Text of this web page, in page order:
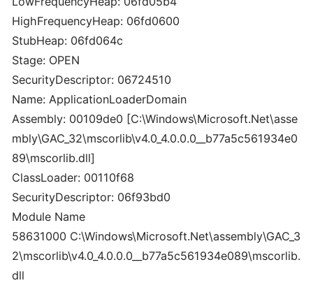
HighFrequencyHeap: 06fd0600
StubHeap: 06fd064c
Stage: OPEN
SecurityDescriptor: 06724510
Name: ApplicationLoaderDomain
Assembly: 00109de0 [C:\Windows\Microsoft.Net\asse
mbly\GAC_32\mscorlib\v4.0_4.0.0.0__b77a5c561934e0
89\mscorlib.dll]
ClassLoader: 00110f68
SecurityDescriptor: 06f93bd0
Module Name
58631000 C:\Windows\Microsoft.Net\assembly\GAC_3
2\mscorlib\v4.0_4.0.0.0__b77a5c561934e089\mscorlib.
dll